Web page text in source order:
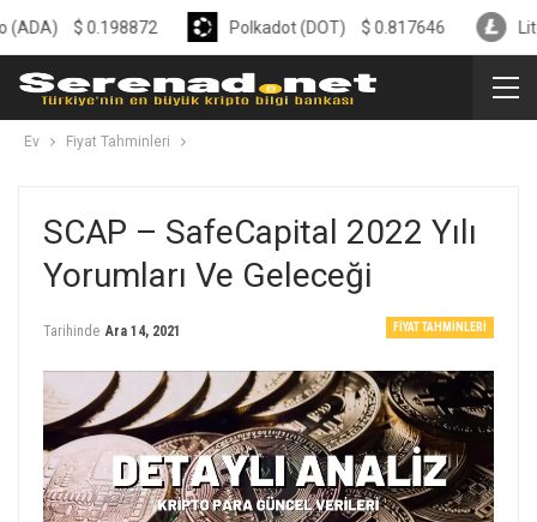
Ev Fiyat Tahminleri
SCAP – SafeCapital 2022 Yılı
Yorumları Ve Geleceği
FIYAT TAHMINLERI
Tarihinde Ara 14, 2021
$0.198872 Polkadot (DOT) $0.817646 Litecoin